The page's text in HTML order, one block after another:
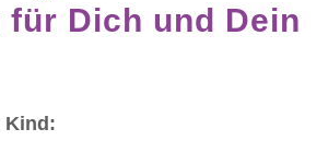
Dich und Dein
Kind: